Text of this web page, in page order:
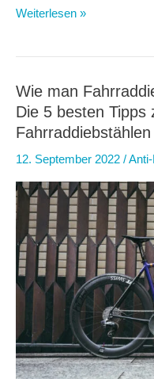
Die
die
Fahrradaufbewahrung
zu
(mit
Beispielen)
Weiterlesen »
Wie man
Die 5 besten Tipps
Fahrraddiebstählen
12. September 2022 /